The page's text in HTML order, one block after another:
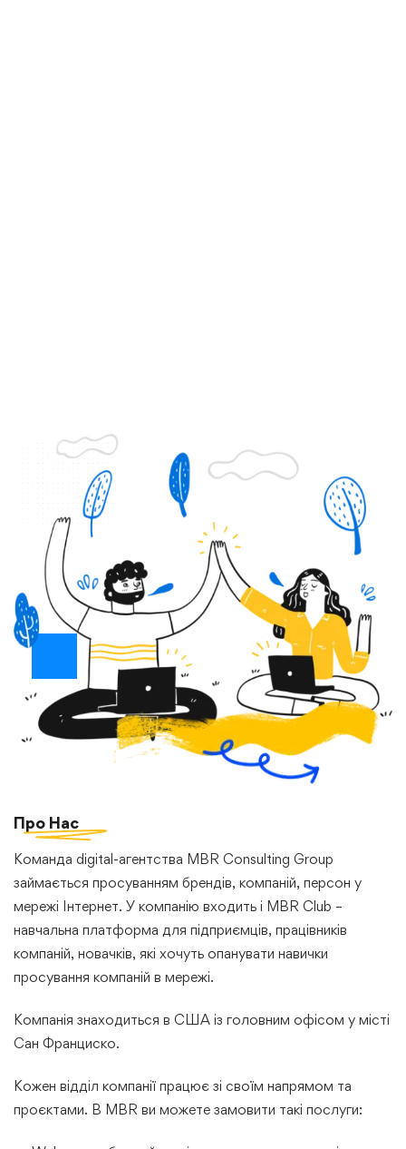
Про Нас
Команда digital-агентства MBR Consulting Group
займається просуванням брендів, компаній, персон у
мережі Інтернет. У компанію входить і MBR Club –
навчальна платформа для підприємців, працівників
компаній, новачків, які хочуть опанувати навички
просування компаній в мережі.
Компанія знаходиться в США із головним офісом у місті
Сан Франциско.
Кожен відділ компанії працює зі своїм напрямом та
проєктами. В MBR ви можете замовити такі послуги: